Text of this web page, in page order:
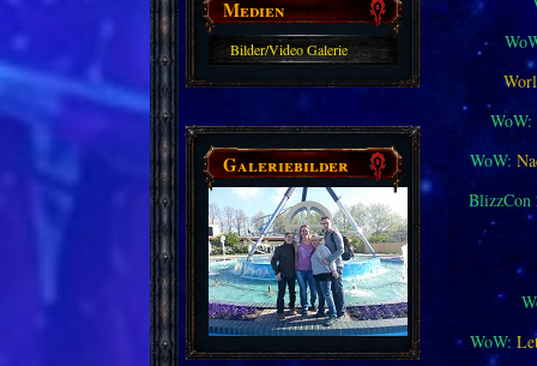
Medien
Bilder/Video Galerie
Galeriebilder
WoW:
WoW:
BlizzCon
WoW: